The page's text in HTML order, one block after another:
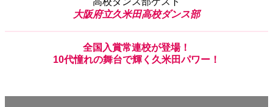
大阪府立久米田高校ダンス部
全国入賞常連校が登場！
10代憧れの舞台で輝 く 久米田パワー！